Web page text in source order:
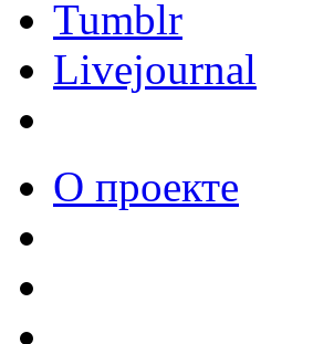
Tumblr
Livejournal
О проекте